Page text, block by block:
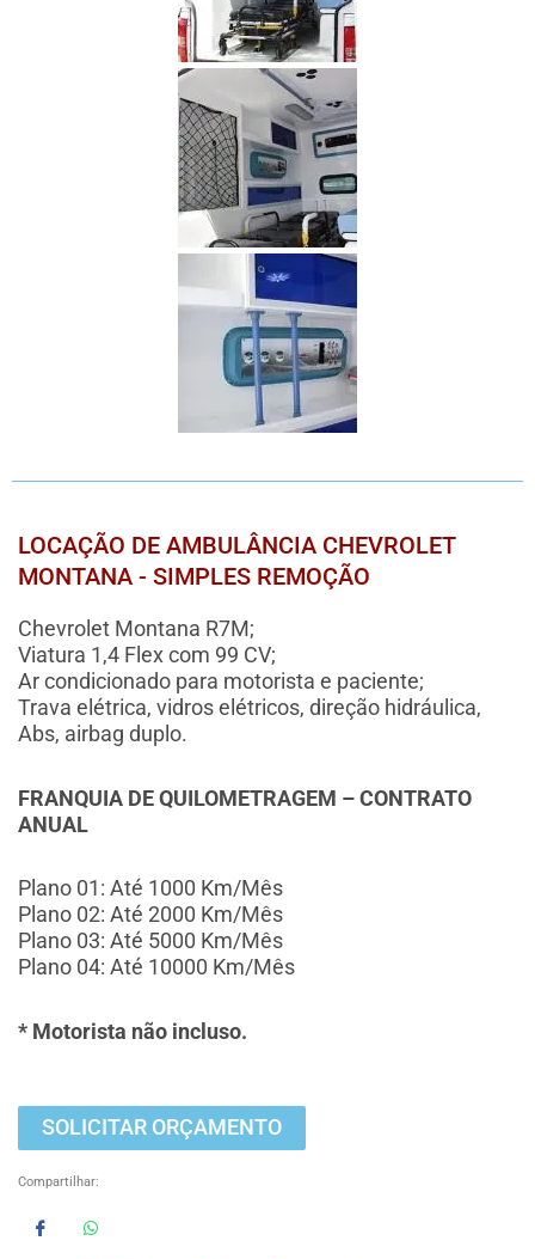
LOCAÇÃO DE AMBULÂNCIA CHEVROLET
MONTANA - SIMPLES REMOÇÃO​
Chevrolet Montana R7M;
Viatura 1,4 Flex com 99 CV;
Ar condicionado para motorista e paciente;
Trava elétrica, vidros elétricos, direção hidráulica,
Abs, airbag duplo.
FRANQUIA DE QUILOMETRAGEM – CONTRATO
ANUAL
Plano 01: Até 1000 Km/Mês
Plano 02: Até 2000 Km/Mês
Plano 03: Até 5000 Km/Mês
Plano 04: Até 10000 Km/Mês
* Motorista não incluso.
SOLICITAR ORÇAMENTO
Compartilhar: